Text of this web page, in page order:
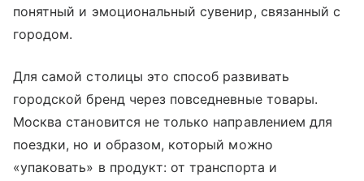
понятный и эмоциональный сувенир, связанный с
городом.
Для самой столицы это способ развивать
городской бренд через повседневные товары.
Москва становится не только направлением для
поездки, но и образом, который можно
«упаковать» в продукт: от транспорта и